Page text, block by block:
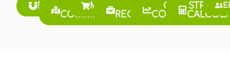
PROSPEZIONE
GIRO
COMMERCIALE
MERCHANDISING
LAVORO E
RECLUTAMENTO
GESTIONE
COMMERCIALE